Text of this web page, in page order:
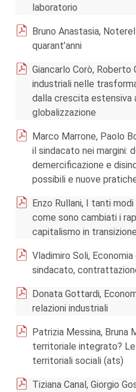
laboratorio
Bruno Anastasia,
quarant’anni
Giancarlo Corò,
industriali nelle
dalla crescita estensiva
globalizzazione
Marco Marrone, Paolo
il sindacato nei margini:
demercificazione e
possibili e nuove
Enzo Rullani, I tanti
come sono cambiati i
capitalismo in transizione
Vladimiro Soli,
sindacato,
Donata Gottardi,
relazioni industriali
Patrizia Messina, Bruna
territoriale integrato?
territoriali sociali (ats)
Tiziana Canal, Giorgio